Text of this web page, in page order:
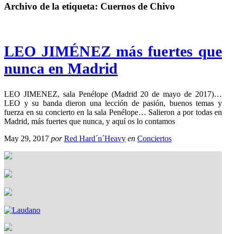
Archivo de la etiqueta: Cuernos de Chivo
LEO JIMÉNEZ más fuertes que
nunca en Madrid
LEO JIMENEZ, sala Penélope (Madrid 20 de mayo de 2017)…
LEO y su banda dieron una lección de pasión, buenos temas y
fuerza en su concierto en la sala Penélope… Salieron a por todas en
Madrid, más fuertes que nunca, y aquí os lo contamos
May 29, 2017 por Red Hard´n´Heavy en Conciertos